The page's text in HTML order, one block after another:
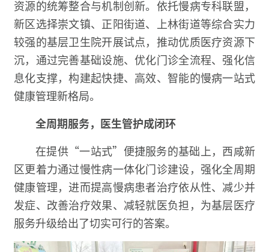
资源的统筹整合与机制创新。依托慢病专科联盟，
新区选择崇文镇、正阳街道、上林街道等综合实力
较强的基层卫生院开展试点，推动优质医疗资源下
沉，通过完善基础设施、优化门诊全流程、强化信
息化支撑，构建起快捷、高效、智能的慢病一站式
健康管理新格局。
全周期服务，医生管护成闭环
在提供“一站式”便捷服务的基础上，西咸新
区更着力通过慢性病一体化门诊建设，强化全周期
健康管理，进而提高慢病患者治疗依从性、减少并
发症、改善治疗效果、减轻就医负担，为基层医疗
服务升级给出了切实可行的答案。